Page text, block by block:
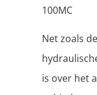
100MC
Net zoals
is over het